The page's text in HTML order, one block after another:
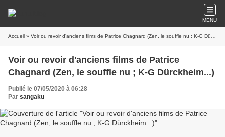
MENU
Accueil » Voir ou revoir d'anciens films de Patrice Chagnard (Zen, le souffle nu ; K-G Dürckheim...)
Voir ou revoir d'anciens films de Patrice
Chagnard (Zen, le souffle nu ; K-G Dürckheim...)
Publié le 07/05/2020 à 06:28
Par sangaku